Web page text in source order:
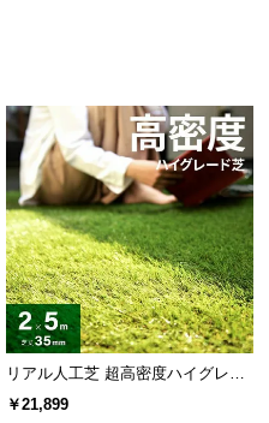
リアル人工芝 超高密度ハイグレー
ド 高耐久タイプ・質感追求 芝丈35
mm 2×5m 防草シート付
￥21,899